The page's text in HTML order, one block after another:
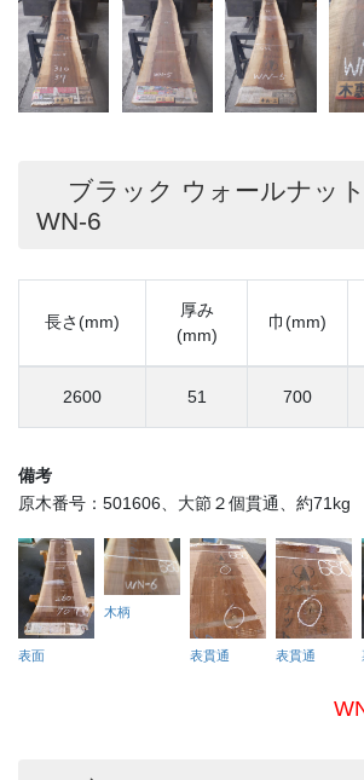
ブラック ウォールナッ
WN-6
長さ(mm)
厚み
(mm)
巾(mm)
2600 51 700
備考
原木番号：501606、大節２個貫通、約71kg
表面
木柄
表貫通 表貫通